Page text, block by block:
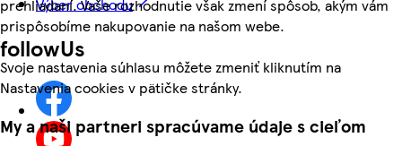
prehliadaní. Vaše rozhodnutie však zmení spôsob, akým vám
prispôsobíme nakupovanie na našom webe.
Svoje nastavenia súhlasu môžete zmeniť kliknutím na
Nastavenia cookies v pätičke stránky.
My a naši partneri spracúvame údaje s cieľom
followUs